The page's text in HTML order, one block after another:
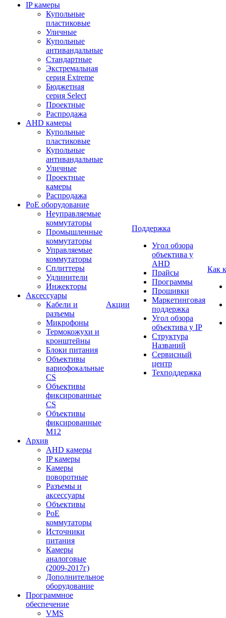
IP камеры
Купольные
пластиковые
Уличные
Купольные
антивандальные
Стандартные
Экстремальная
серия Extreme
Бюджетная
серия Select
Проектные
Распродажа
AHD камеры
Купольные
пластиковые
Купольные
антивандальные
Уличные
Проектные
камеры
Распродажа
PoE оборудование
Неуправляемые
коммутаторы
Промышленные
коммутаторы
Управляемые
коммутаторы
Сплиттеры
Удлинители
Инжекторы
Аксессуары
Кабели и
разъемы
Микрофоны
Термокожухи и
кронштейны
Блоки питания
Объективы
вариофокальные
CS
Объективы
фиксированные
CS
Объективы
фиксированные
М12
Архив
AHD камеры
IP камеры
Камеры
поворотные
Разъемы и
аксессуары
Объективы
PoE
коммутаторы
Источники
питания
Камеры
аналоговые
(2009-2017г)
Дополнительное
оборудование
Программное
обеспечение
VMS
Акции
Поддержка
Угол обзора
объектива у
AHD
Прайсы
Программы
Прошивки
Маркетинговая
поддержка
Угол обзора
объектива у IP
Структура
Названий
Сервисный
центр
Техподдержка
Как